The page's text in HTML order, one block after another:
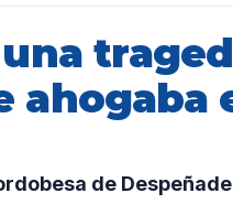
ahogaba
de